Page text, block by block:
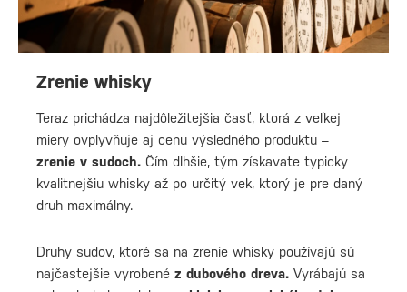
Zrenie whisky
Teraz prichádza najdôležitejšia časť, ktorá z veľkej
miery ovplyvňuje aj cenu výsledného produktu –
zrenie v sudoch. Čím dlhšie, tým získavate typicky
kvalitnejšiu whisky až po určitý vek, ktorý je pre daný
druh maximálny.
Druhy sudov, ktoré sa na zrenie whisky používajú sú
najčastejšie vyrobené z dubového dreva. Vyrábajú sa